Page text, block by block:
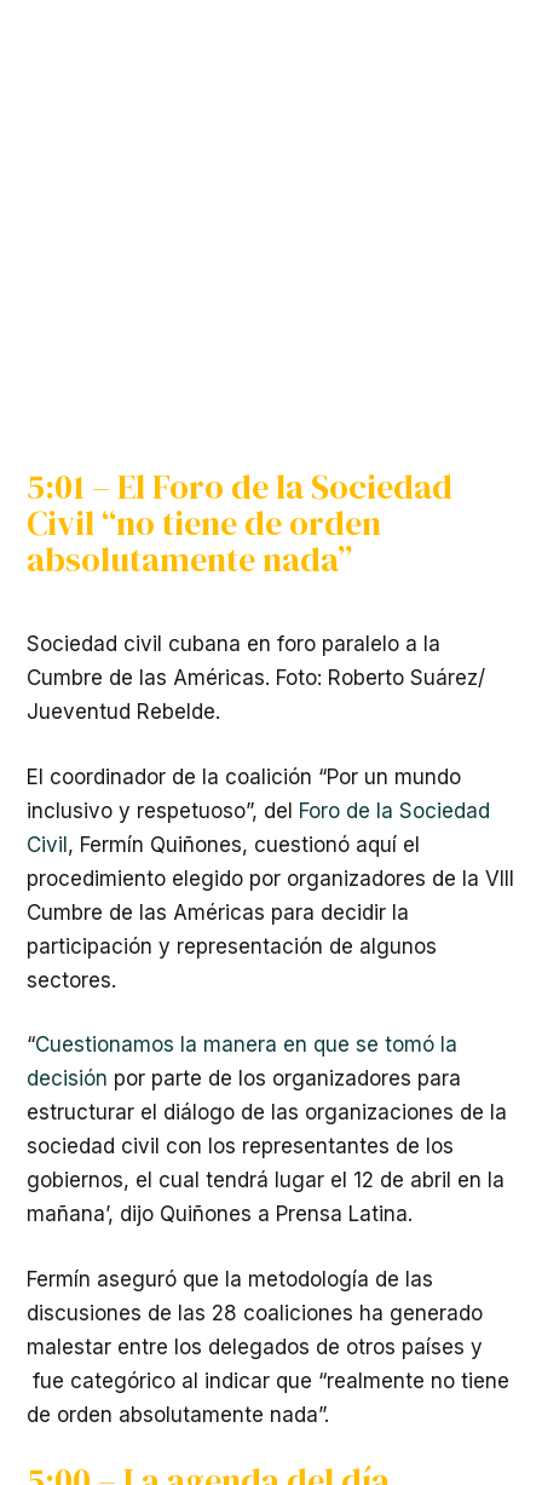
5:01 – El Foro de la Sociedad
Civil “no tiene de orden
absolutamente nada”
Sociedad civil cubana en foro paralelo a la
Cumbre de las Américas. Foto: Roberto Suárez/
Jueventud Rebelde.
El coordinador de la coalición “Por un mundo
inclusivo y respetuoso”, del Foro de la Sociedad
Civil, Fermín Quiñones, cuestionó aquí el
procedimiento elegido por organizadores de la VIII
Cumbre de las Américas para decidir la
participación y representación de algunos
sectores.
“Cuestionamos la manera en que se tomó la
decisión por parte de los organizadores para
estructurar el diálogo de las organizaciones de la
sociedad civil con los representantes de los
gobiernos, el cual tendrá lugar el 12 de abril en la
mañana’, dijo Quiñones a Prensa Latina.
Fermín aseguró que la metodología de las
discusiones de las 28 coaliciones ha generado
malestar entre los delegados de otros países y
fue categórico al indicar que “realmente no tiene
de orden absolutamente nada”.